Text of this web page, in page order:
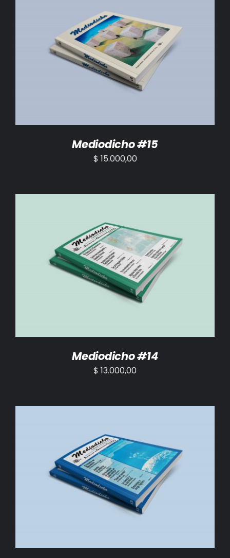
AÑADIR AL CARRITO / DETALLES
Mediodicho #15
$ 15.000,00
AÑADIR AL CARRITO / DETALLES
Mediodicho #14
$ 13.000,00
AÑADIR AL CARRITO / DETALLES